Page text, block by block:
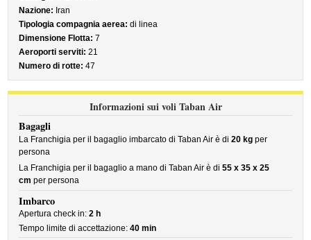
Nazione: Iran
Tipologia compagnia aerea: di linea
Dimensione Flotta: 7
Aeroporti serviti: 21
Numero di rotte: 47
Informazioni sui voli Taban Air
Bagagli
La Franchigia per il bagaglio imbarcato di Taban Air è di20 kg per
persona
La Franchigia per il bagaglio a mano di Taban Air è di55 x 35 x 25
cm per persona
Imbarco
Apertura check in:2 h
Tempo limite di accettazione:40 min